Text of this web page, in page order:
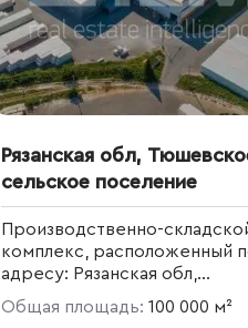
Рязанская обл,
сельское поселение
Производственно-
комплекс, расположенный
адресу: Рязанская обл,
Тюшевское сельское
Общая площадь: 100 000 м²